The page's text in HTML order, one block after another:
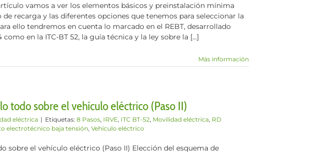
vamos a ver los elementos básicos y preinstalación mínima
recarga y las diferentes opciones que tenemos para seleccionar la
ello tendremos en cuenta lo marcado en el REBT, desarrollado
como en la ITC-BT 52, la guía técnica y la ley sobre la [...]
Más información
todo sobre el vehículo eléctrico (Paso II)
eléctrica | Etiquetas: 8 Pasos, IRVE, ITC BT-52, Movilidad eléctrica, RD
electrotécnico baja tensión, Vehículo eléctrico
sobre el vehículo eléctrico (Paso II) Elección del esquema de